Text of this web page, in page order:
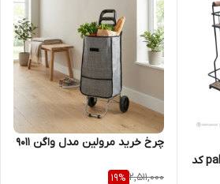
مرولین مدل پالت بزرگ palet کد
چرخ خرید مرولین مدل واگن 9011
2,511,000
19%